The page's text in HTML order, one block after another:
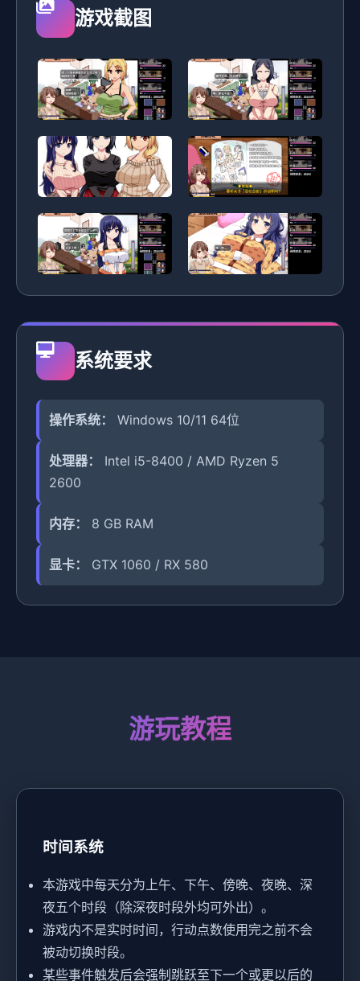
游戏截图
系统要求
操作系统： Windows 10/11 64位
处理器：
Intel i5-8400 / AMD Ryzen 5
2600
内存： 8 GB RAM
显卡： GTX 1060 / RX 580
游玩教程
时间系统
本游戏中每天分为上午、下午、傍晚、夜晚、深
夜五个时段（除深夜时段外均可外出）。
游戏内不是实时时间，行动点数使用完之前不会
被动切换时段。
某些事件触发后会强制跳跃至下一个或更以后的